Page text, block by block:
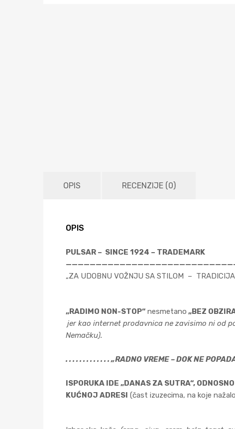
OPIS RECENZIJE (0)
OPIS
PULSAR – SINCE 1924 – TRADEMARK
„ZA UDOBNU VOŽNJU SA STILOM –
„RADIMO NON-STOP“ nesmetano „BEZ
jer kao internet prodavnica ne zavisimo ni od
Nemačku).
. . . . . . . . . . . . . „RADNO VREME – DOK NE
ISPORUKA IDE „DANAS ZA SUTRA“,
KUĆNOJ ADRESI (čast izuzecima, na koje